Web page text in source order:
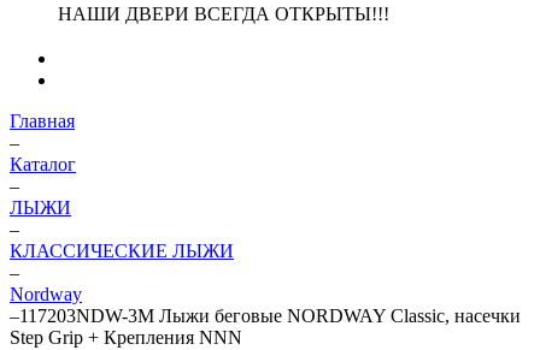
НАШИ ДВЕРИ ВСЕГДА ОТКРЫТЫ!!!
Главная
–
Каталог
–
ЛЫЖИ
–
КЛАССИЧЕСКИЕ ЛЫЖИ
–
Nordway
–117203NDW-3M Лыжи беговые NORDWAY Classic, насечки
Step Grip + Крепления NNN